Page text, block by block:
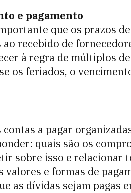
e pagamento
que os prazos
recebido de
à regra de múltiplos
os feriados, o
a pagar
quais são os
sobre isso e relacionar
valores e formas de
as dívidas sejam pagas